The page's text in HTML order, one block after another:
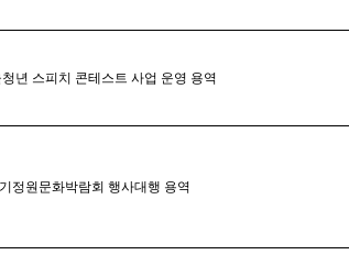
년 스피치 콘테스트 사업 운영 용역
정원문화박람회 행사대행 용역